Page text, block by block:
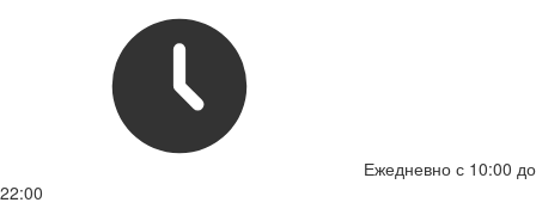
Ежедневно с 10:00 до
22:00